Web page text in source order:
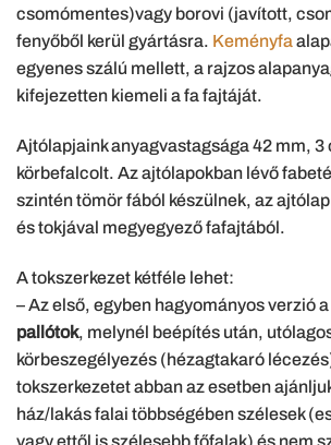
csomómentes)vagy borovi (javított,
fenyőből kerül gyártásra. Keményfa
egyenes szálú mellett, a rajzos
kifejezetten kiemeli a fa fajtáját.
Ajtólapjaink anyagvastagsága 42 mm, 3
körbefalcolt. Az ajtólapokban lévő
szintén tömör fából készülnek, az
és tokjával megyegyező fafajtából.
A tokszerkezet kétféle lehet:
– Az első, egyben hagyományos verzió a
pallótok, melynél beépítés után,
körbeszegélyezés (hézagtakaró
tokszerkezetet abban az esetben
ház/lakás falai többségében szélesek
vagy ettől is szélesebb főfalak) és nem